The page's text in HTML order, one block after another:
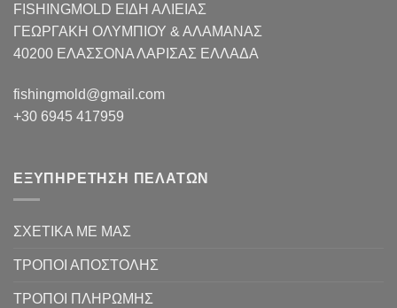
FISHINGMOLD ΕΙΔΗ ΑΛΙΕΙΑΣ
ΓΕΩΡΓΑΚΗ ΟΛΥΜΠΙΟΥ & ΑΛΑΜΑΝΑΣ
40200 ΕΛΑΣΣΟΝΑ ΛΑΡΙΣΑΣ EΛΛΑΔΑ
fishingmold@gmail.com
+30 6945 417959
ΕΞΥΠΗΡΕΤΗΣΗ ΠΕΛΑΤΩΝ
ΣΧΕΤΙΚΑ ΜΕ ΜΑΣ
ΤΡΟΠΟΙ ΑΠΟΣΤΟΛΗΣ
ΤΡΟΠΟΙ ΠΛΗΡΩΜΗΣ